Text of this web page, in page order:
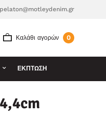
Καλάθι αγορών 0
ΕΚΠΤΩΣΗ